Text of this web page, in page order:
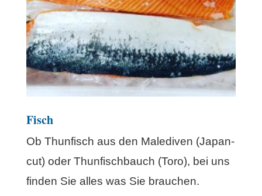
Fisch
Ob Thunfisch aus den Malediven (Japan-
cut) oder Thunfischbauch (Toro), bei uns
finden Sie alles was Sie brauchen.